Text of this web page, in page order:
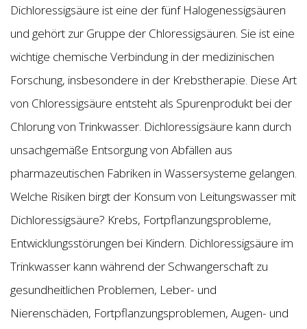
Dichloressigsäure ist eine der fünf Halogenessigsäuren
und gehört zur Gruppe der Chloressigsäuren. Sie ist eine
wichtige chemische Verbindung in der medizinischen
Forschung, insbesondere in der Krebstherapie. Diese Art
von Chloressigsäure entsteht als Spurenprodukt bei der
Chlorung von Trinkwasser. Dichloressigsäure kann durch
unsachgemäße Entsorgung von Abfällen aus
pharmazeutischen Fabriken in Wassersysteme gelangen.
Welche Risiken birgt der Konsum von Leitungswasser mit
Dichloressigsäure? Krebs, Fortpflanzungsprobleme,
Entwicklungsstörungen bei Kindern. Dichloressigsäure im
Trinkwasser kann während der Schwangerschaft zu
gesundheitlichen Problemen, Leber- und
Nierenschäden, Fortpflanzungsproblemen, Augen- und